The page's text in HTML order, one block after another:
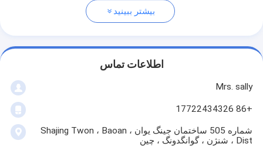
بیشتر ببینید
اطلاعات تماس
Mrs. sally
+86 17722434326
شماره 505 ساختمان جینگ یوان ، Shajing Twon ، Baoan
Dist ، شنژن ، گوانگدونگ ، چین